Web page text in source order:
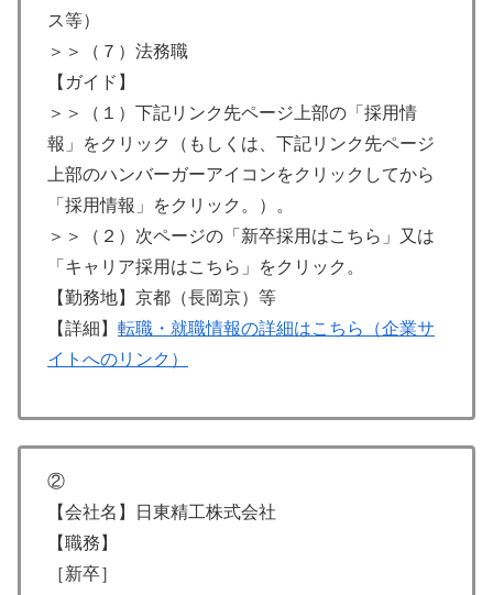
ス等）
＞＞（７）法務職
【ガイド】
＞＞（１）下記リンク先ページ上部の「採用情
報」をクリック（もしくは、下記リンク先ページ
上部のハンバーガーアイコンをクリックしてから
「採用情報」をクリック。）。
＞＞（２）次ページの「新卒採用はこちら」又は
「キャリア採用はこちら」をクリック。
【勤務地】京都（長岡京）等
【詳細】 転職・就職情報の詳細はこちら（企業サ
イトへのリンク）
②
【会社名】日東精工株式会社
【職務】
［新卒］